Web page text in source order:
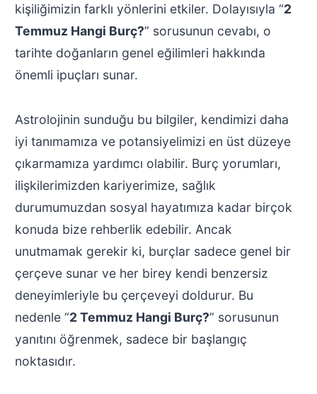
kişiliğimizin farklı yönlerini etkiler. Dolayısıyla “2
Temmuz Hangi Burç?” sorusunun cevabı, o
tarihte doğanların genel eğilimleri hakkında
önemli ipuçları sunar.
Astrolojinin sunduğu bu bilgiler, kendimizi daha
iyi tanımamıza ve potansiyelimizi en üst düzeye
çıkarmamıza yardımcı olabilir. Burç yorumları,
ilişkilerimizden kariyerimize, sağlık
durumumuzdan sosyal hayatımıza kadar birçok
konuda bize rehberlik edebilir. Ancak
unutmamak gerekir ki, burçlar sadece genel bir
çerçeve sunar ve her birey kendi benzersiz
deneyimleriyle bu çerçeveyi doldurur. Bu
nedenle “2 Temmuz Hangi Burç?” sorusunun
yanıtını öğrenmek, sadece bir başlangıç
noktasıdır.